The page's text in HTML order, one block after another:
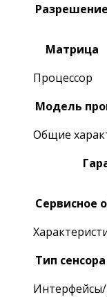
Разрешение
Матрица
Процессор
Модель
Общие
Сервисное
Тип сенсора